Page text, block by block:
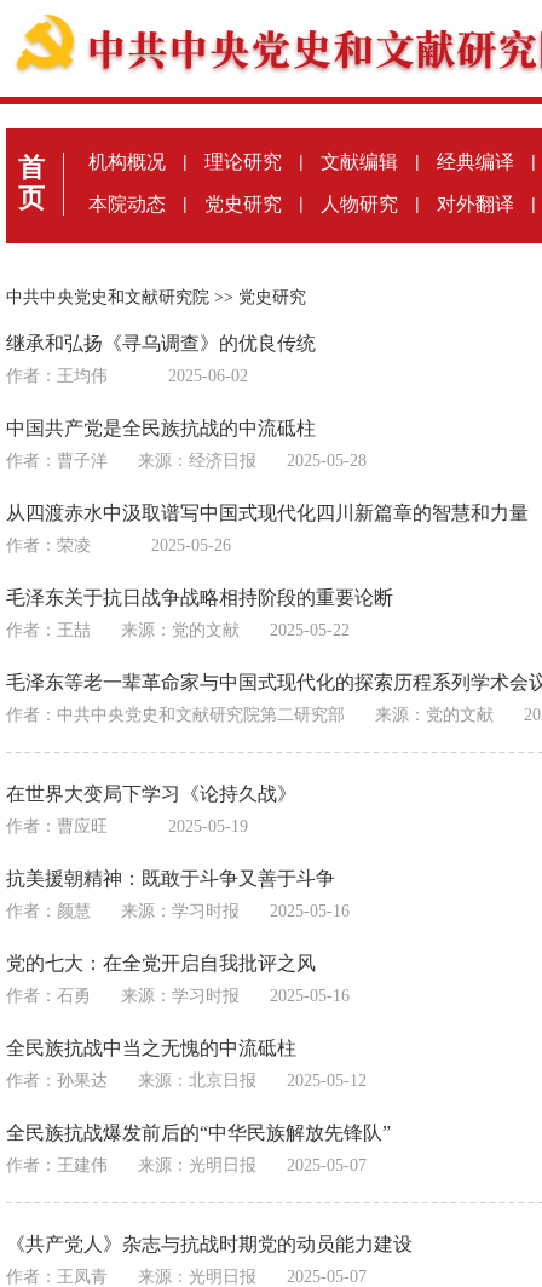
首
页
机构概况 | 理论研究 | 文献编辑 | 经典编译 |
本院动态 | 党史研究 | 人物研究 | 对外翻译 |
中共中央党史和文献研究院 >> 党史研究
继承和弘扬《寻乌调查》的优良传统
作者：王均伟 2025-06-02
中国共产党是全民族抗战的中流砥柱
作者：曹子洋 来源： 经济日报 2025-05-28
从四渡赤水中汲取谱写中国式现代化四川新篇章的智慧和力量
作者：荣凌 2025-05-26
毛泽东关于抗日战争战略相持阶段的重要论断
作者：王喆 来源： 党的文献 2025-05-22
毛泽东等老一辈革命家与中国式现代化的探索历程系列学术会
作者：中共中央党史和文献研究院第二研究部 来源： 党的文献
在世界大变局下学习《论持久战》
作者：曹应旺 2025-05-19
抗美援朝精神：既敢于斗争又善于斗争
作者：颜慧 来源： 学习时报 2025-05-16
党的七大：在全党开启自我批评之风
作者：石勇 来源： 学习时报 2025-05-16
全民族抗战中当之无愧的中流砥柱
作者：孙果达 来源： 北京日报 2025-05-12
全民族抗战爆发前后的“中华民族解放先锋队”
作者：王建伟 来源： 光明日报 2025-05-07
《共产党人》杂志与抗战时期党的动员能力建设
作者：王凤青 来源： 光明日报 2025-05-07